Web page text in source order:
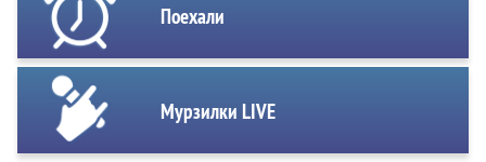
Поехали
Мурзилки LIVE